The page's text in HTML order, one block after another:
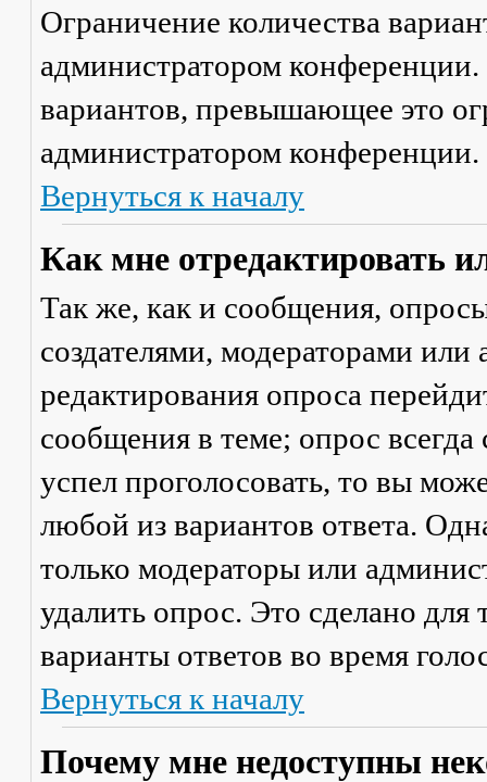
Ограничение количества
администратором
вариантов, превышающее это
администратором конференции.
Вернуться к началу
Как мне отредактировать
Так же, как и сообщения,
создателями, модераторами
редактирования опроса
сообщения в теме; опрос
успел проголосовать, то вы
любой из вариантов ответа.
только модераторы или
удалить опрос. Это сделано для
варианты ответов во время
Вернуться к началу
Почему мне недоступны